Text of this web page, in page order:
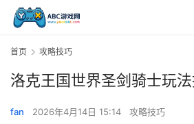
首页 攻略技巧
洛克王国世界圣剑骑士玩
fan 2026年4月14日 15:14 攻略技巧